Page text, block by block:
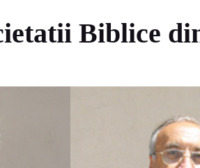
Biblice